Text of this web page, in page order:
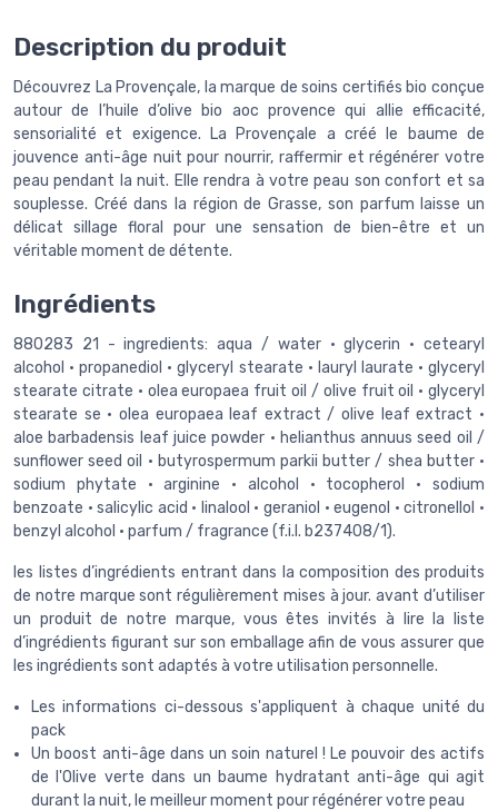
Description du produit
Découvrez La Provençale, la marque de soins certifiés bio conçue
autour de l’huile d’olive bio aoc provence qui allie efficacité,
sensorialité et exigence. La Provençale a créé le baume de
jouvence anti-âge nuit pour nourrir, raffermir et régénérer votre
peau pendant la nuit. Elle rendra à votre peau son confort et sa
souplesse. Créé dans la région de Grasse, son parfum laisse un
délicat sillage floral pour une sensation de bien-être et un
véritable moment de détente.
Ingrédients
880283 21 - ingredients: aqua / water · glycerin · cetearyl
alcohol · propanediol · glyceryl stearate · lauryl laurate · glyceryl
stearate citrate · olea europaea fruit oil / olive fruit oil · glyceryl
stearate se · olea europaea leaf extract / olive leaf extract ·
aloe barbadensis leaf juice powder · helianthus annuus seed oil /
sunflower seed oil · butyrospermum parkii butter / shea butter ·
sodium phytate · arginine · alcohol · tocopherol · sodium
benzoate · salicylic acid · linalool · geraniol · eugenol · citronellol ·
benzyl alcohol · parfum / fragrance (f.i.l. b237408/1).
les listes d’ingrédients entrant dans la composition des produits
de notre marque sont régulièrement mises à jour. avant d’utiliser
un produit de notre marque, vous êtes invités à lire la liste
d’ingrédients figurant sur son emballage afin de vous assurer que
les ingrédients sont adaptés à votre utilisation personnelle.
Les informations ci-dessous s'appliquent à chaque unité du
pack
Un boost anti-âge dans un soin naturel ! Le pouvoir des actifs
de l'Olive verte dans un baume hydratant anti-âge qui agit
durant la nuit, le meilleur moment pour régénérer votre peau